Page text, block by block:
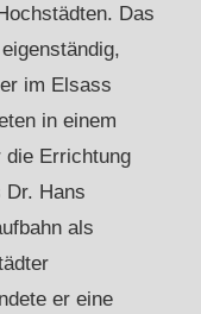
Das
im Elsass
in einem
die Errichtung
Dr. Hans
als
er eine